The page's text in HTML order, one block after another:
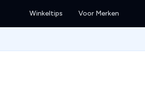
Winkeltips Voor Merken